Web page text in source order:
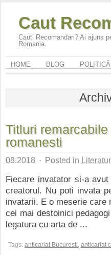
Caut
Cauti Recomandari? Ai ajuns
Romania.
HOME BLOG
Titluri
romanesti
08.2018 · Posted in
Fiecare invatator si-a
creatorul. Nu poti invata
invatarii. E o meserie care
cei mai destoinici
legatura cu arta de ...
Tags: anticariat Bucuresti, anticariat